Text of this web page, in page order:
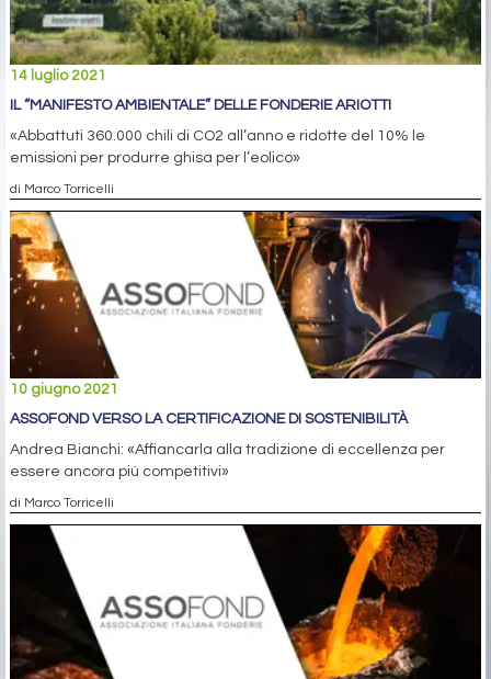
14 luglio 2021
IL “MANIFESTO AMBIENTALE” DELLE FONDERIE ARIOTTI
«Abbattuti 360.000 chili di CO2 all’anno e ridotte del 10% le
emissioni per produrre ghisa per l’eolico»
di Marco Torricelli
10 giugno 2021
ASSOFOND VERSO LA CERTIFICAZIONE DI SOSTENIBILITÀ
Andrea Bianchi: «Affiancarla alla tradizione di eccellenza per
essere ancora più competitivi»
di Marco Torricelli